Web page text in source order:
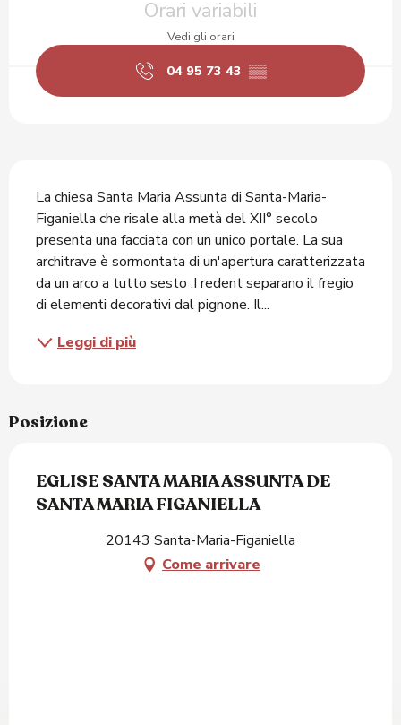
Orari variabili
Vedi gli orari
04 95 73 43 ▒▒
La chiesa Santa Maria Assunta di Santa-Maria-
Figaniella che risale alla metà del XII° secolo
presenta una facciata con un unico portale. La sua
architrave è sormontata di un'apertura caratterizzata
da un arco a tutto sesto .I redent separano il fregio
di elementi decorativi dal pignone. Il...
Leggi di più
Posizione
EGLISE SANTA MARIA ASSUNTA DE
SANTA MARIA FIGANIELLA
20143 Santa-Maria-Figaniella
Come arrivare